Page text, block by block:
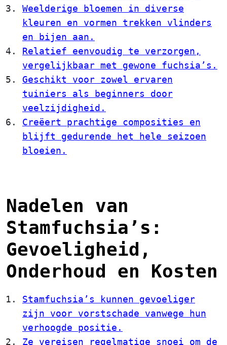
Weelderige bloemen in diverse
kleuren en vormen trekken vlinders
en bijen aan.
Relatief eenvoudig te verzorgen,
vergelijkbaar met gewone fuchsia’s.
Geschikt voor zowel ervaren
tuiniers als beginners door
veelzijdigheid.
Creëert prachtige composities en
blijft gedurende het hele seizoen
bloeien.
Nadelen van
Stamfuchsia’s:
Gevoeligheid,
Onderhoud en Kosten
Stamfuchsia’s kunnen gevoeliger
zijn voor vorstschade vanwege hun
verhoogde positie.
Ze vereisen regelmatige snoei om de